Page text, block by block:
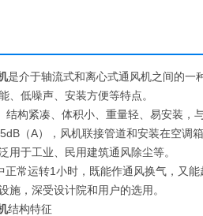
是介于轴流式和离心式通风机之间的一
、低噪声、安装方便等特点。
结构紧凑、体积小、重量轻、易安装，
（A），风机联接管道和安装在空调
用于工业、民用建筑通风除尘等。
常运转1小时，既能作通风换气，又
施，深受设计院和用户的选用。
结构特征